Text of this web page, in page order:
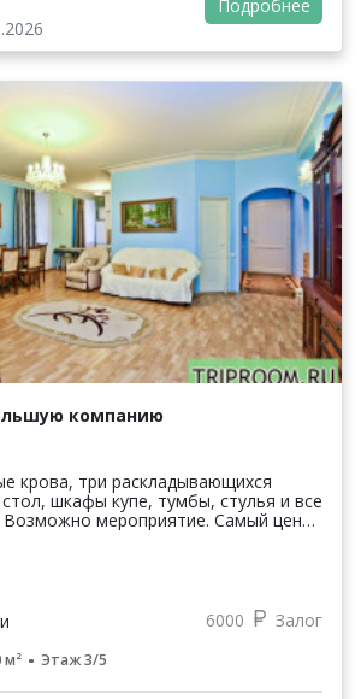
Подробнее
компанию
крова, три раскладывающихся
мероприятие. Самый центр
6000 Залог
м² Этаж 3/5